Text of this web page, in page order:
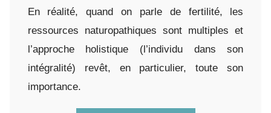
En réalité, quand on parle de fertilité, les
ressources naturopathiques sont multiples et
l’approche holistique (l’individu dans son
intégralité) revêt, en particulier, toute son
importance.